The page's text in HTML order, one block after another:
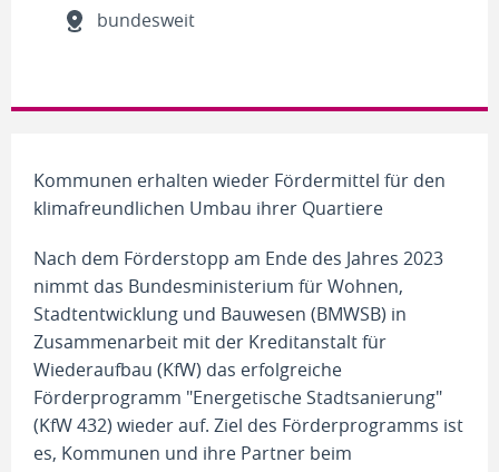
bundesweit
Kommunen erhalten wieder Fördermittel für den
klimafreundlichen Umbau ihrer Quartiere
Nach dem Förderstopp am Ende des Jahres 2023
nimmt das Bundesministerium für Wohnen,
Stadtentwicklung und Bauwesen (BMWSB) in
Zusammenarbeit mit der Kreditanstalt für
Wiederaufbau (KfW) das erfolgreiche
Förderprogramm "Energetische Stadtsanierung"
(KfW 432) wieder auf. Ziel des Förderprogramms ist
es, Kommunen und ihre Partner beim